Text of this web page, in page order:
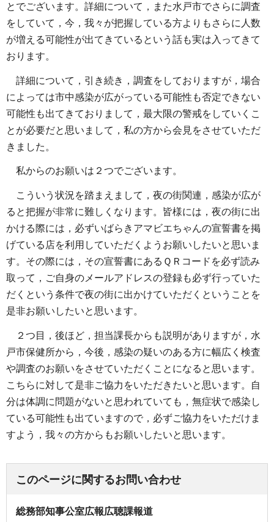
とでございます。詳細について，また水戸市でさらに調査
をしていて，今，我々が把握している方よりもさらに人数
が増える可能性が出てきているという話も実は入ってきて
おります。
詳細について，引き続き，調査をしておりますが，場合
によっては市中感染が広がっている可能性も否定できない
可能性も出てきておりまして，最大限の警戒をしていくこ
とが必要だと思いまして，私の方から会見をさせていただ
きました。
私からのお願いは２つでございます。
こういう状況を踏まえまして，夜の街関連，感染が広が
ると把握が非常に難しくなります。皆様には，夜の街に出
かける際には，必ずいばらきアマビエちゃんの宣誓書を掲
げている店を利用していただくようお願いしたいと思いま
す。その際には，その宣誓書にあるＱＲコードを必ず読み
取って，ご自身のメールアドレスの登録も必ず行っていた
だくという条件で夜の街に出かけていただくということを
是非お願いしたいと思います。
２つ目，後ほど，担当課長からも説明がありますが，水
戸市保健所から，今後，感染の疑いのある方に幅広く検査
や調査のお願いをさせていただくことになると思います。
こちらに対して是非ご協力をいただきたいと思います。自
分は体調に問題がないと思われていても，無症状で感染し
ている可能性も出ていますので，必ずご協力をいただけま
すよう，我々の方からもお願いしたいと思います。
このページに関するお問い合わせ
総務部知事公室広報広聴課報道